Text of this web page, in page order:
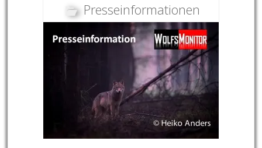
Presseinformationen